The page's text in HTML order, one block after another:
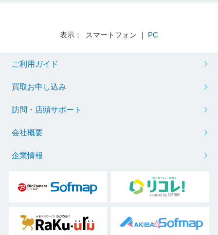
表示： スマートフォン ｜ PC
ご利用ガイド
買取お申し込み
訪問・店頭サポート
会社概要
企業情報